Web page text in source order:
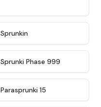
Sprunkin
Sprunki Phase 999
Parasprunki 15